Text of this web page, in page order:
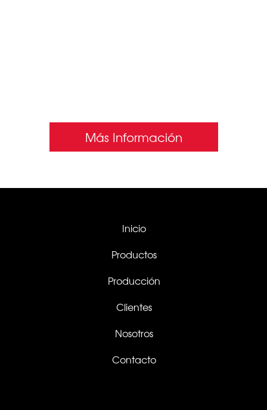
Más Información
Inicio
Productos
Producción
Clientes
Nosotros
Contacto